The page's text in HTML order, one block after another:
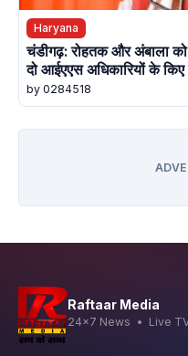
Haryana
चंडीगढ़: रोहतक और अंबाला
दो आईएएस अधिकारियों के
by 0284518
Raftaar Media
24x7 News • Live